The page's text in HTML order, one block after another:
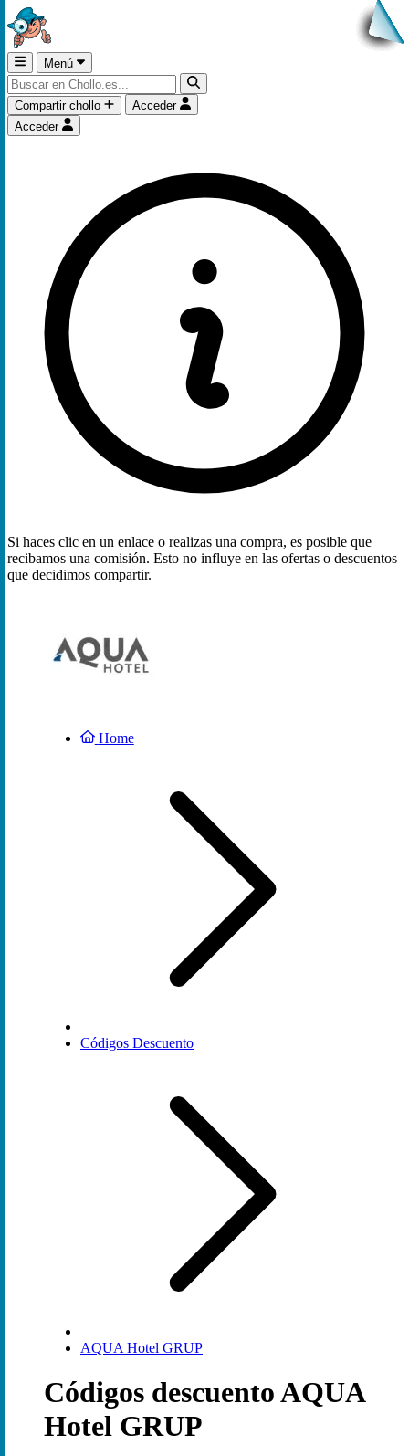
Menú
Compartir chollo
Acceder
Acceder
Si haces clic en un enlace o realizas una compra, es posible que
recibamos una comisión. Esto no influye en las ofertas o descuentos
que decidimos compartir.
Home
Códigos Descuento
AQUA Hotel GRUP
Códigos descuento AQUA
Hotel GRUP